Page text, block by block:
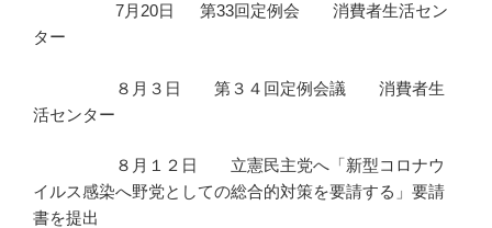
7月20日 第33回定例会 消費者生活セン
ター
８月３日 第３４回定例会議 消費者生
活センター
８月１２日 立憲民主党へ「新型コロナウ
イルス感染へ野党としての総合的対策を要請する」要請
書を提出